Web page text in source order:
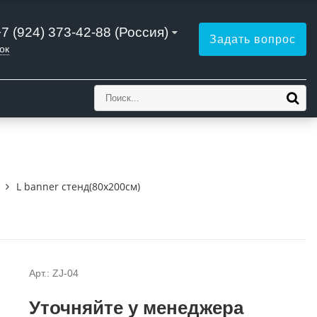
(924) 373-42-88 (Россия) Задать вопрос
L banner стенд(80х200см)
Арт.: ZJ-04
Уточняйте у менеджера